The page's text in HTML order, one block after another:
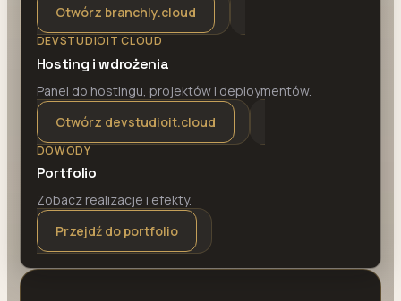
Otwórz branchly.cloud
DEVSTUDIOIT CLOUD
Hosting i wdrożenia
Panel do hostingu, projektów i deploymentów.
Otwórz devstudioit.cloud
DOWODY
Portfolio
Zobacz realizacje i efekty.
Przejdź do portfolio